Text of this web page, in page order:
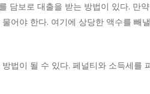
담보로 대출을 받는 방법이 있다.
어야 한다. 여기에 상당한 액수를
법이 될 수 있다. 페널티와 소득세